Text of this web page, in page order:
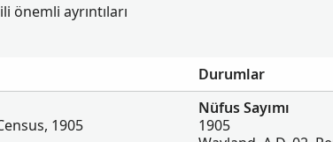
önemli ayrıntıları
Durumlar
1905
Nüfus Sayımı
1905